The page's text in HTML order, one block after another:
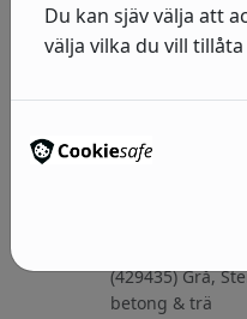
492kr I lager: 2-7
(429435) Grå,
betong & trä
Du kan sjäv välja att
välja vilka du vill